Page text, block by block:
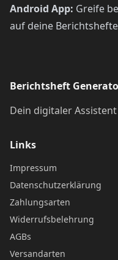
Android App: Greife
auf deine
Berichtsheft
Dein digitaler
Links
Impressum
Datenschutzerklärung
Zahlungsarten
Widerrufsbelehrung
AGBs
Versandarten